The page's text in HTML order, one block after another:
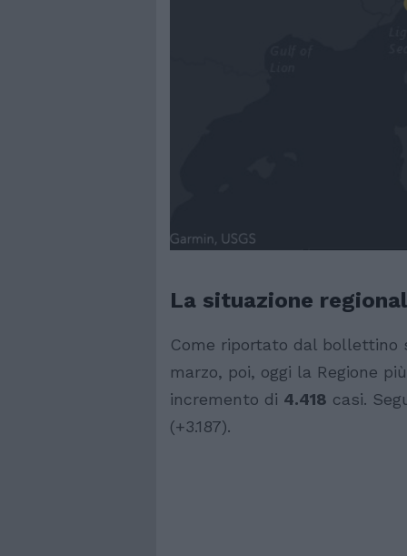
La situazione
Come riportato dal bollettino
marzo, poi, oggi la Regione
incremento di 4.418 casi.
(+3.187).